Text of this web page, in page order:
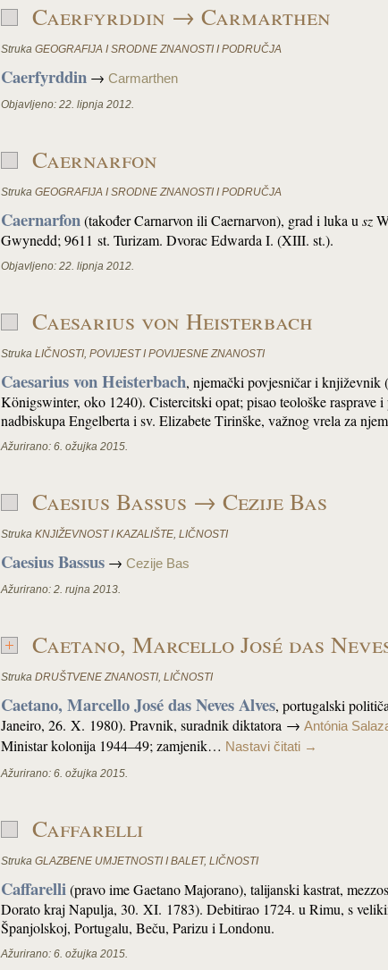
Caerfyrddin → Carmarthen
Struka GEOGRAFIJA I SRODNE ZNANOSTI I PODRUČJA
Caerfyrddin → Carmarthen
Objavljeno: 22. lipnja 2012.
Caernarfon
Struka GEOGRAFIJA I SRODNE ZNANOSTI I PODRUČJA
Caernarfon(također Carnarvon ili Caernarvon), grad i luka u sz
Gwynedd; 9611 st. Turizam. Dvorac Edwarda I. (XIII. st.).
Objavljeno: 22. lipnja 2012.
Caesarius von Heisterbach
Struka LIČNOSTI, POVIJEST I POVIJESNE ZNANOSTI
Caesarius von Heisterbach, njemački povjesničar i književnik
Königswinter, oko 1240). Cistercitski opat; pisao teološke rasprave
nadbiskupa Engelberta i sv. Elizabete Tirinške, važnog vrela za
Ažurirano: 6. ožujka 2015.
Caesius Bassus → Cezije Bas
Struka KNJIŽEVNOST I KAZALIŠTE, LIČNOSTI
Caesius Bassus → Cezije Bas
Ažurirano: 2. rujna 2013.
Caetano, Marcello José das
Struka DRUŠTVENE ZNANOSTI, LIČNOSTI
Caetano, Marcello José das Neves Alves, portugalski
Janeiro, 26. X. 1980). Pravnik, suradnik diktatora → Antónia
Ministar kolonija 1944–49; zamjenik… Nastavi čitati →
Ažurirano: 6. ožujka 2015.
Caffarelli
Struka GLAZBENE UMJETNOSTI I BALET, LIČNOSTI
Caffarelli(pravo ime Gaetano Majorano), talijanski kastrat,
Dorato kraj Napulja, 30. XI. 1783). Debitirao 1724. u Rimu, s
Španjolskoj, Portugalu, Beču, Parizu i Londonu.
Ažurirano: 6. ožujka 2015.